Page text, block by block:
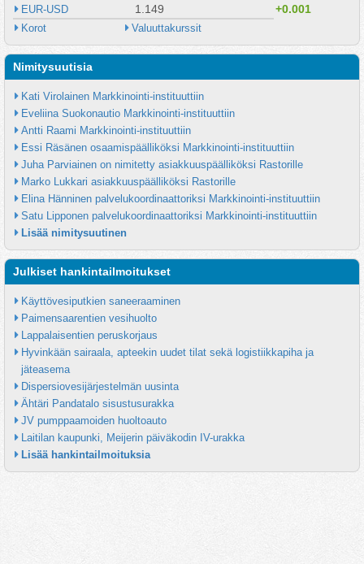
EUR-USD 1.149 +0.001
Korot Valuuttakurssit
Nimitysuutisia
Kati Virolainen Markkinointi-instituuttiin
Eveliina Suokonautio Markkinointi-instituuttiin
Antti Raami Markkinointi-instituuttiin
Essi Räsänen osaamispäälliköksi Markkinointi-instituuttiin
Juha Parviainen on nimitetty asiakkuuspäälliköksi Rastorille
Marko Lukkari asiakkuuspäälliköksi Rastorille
Elina Hänninen palvelukoordinaattoriksi Markkinointi-instituuttiin
Satu Lipponen palvelukoordinaattoriksi Markkinointi-instituuttiin
Lisää nimitysuutinen
Julkiset hankintailmoitukset
Käyttövesiputkien saneeraaminen
Paimensaarentien vesihuolto
Lappalaisentien peruskorjaus
Hyvinkään sairaala, apteekin uudet tilat sekä logistiikkapiha ja
jäteasema
Dispersiovesijärjestelmän uusinta
Ähtäri Pandatalo sisustusurakka
JV pumppaamoiden huoltoauto
Laitilan kaupunki, Meijerin päiväkodin IV-urakka
Lisää hankintailmoituksia